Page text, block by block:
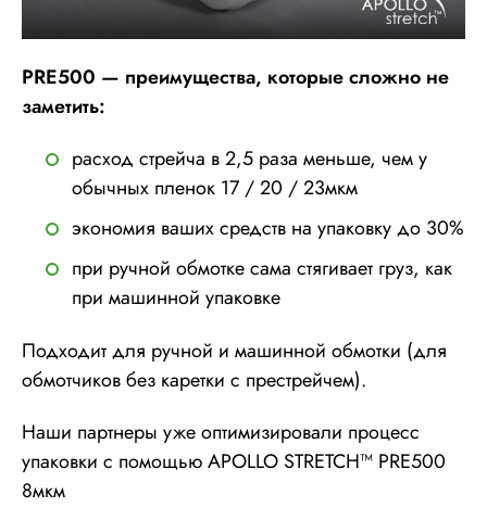
PRE500 — преимущества, которые сложно не
заметить:
расход стрейча в 2,5 раза меньше, чем у
обычных пленок 17 / 20 / 23мкм
экономия ваших средств на упаковку до 30%
при ручной обмотке сама стягивает груз, как
при машинной упаковке
Подходит для ручной и машинной обмотки (для
обмотчиков без каретки с престрейчем).
Наши партнеры уже оптимизировали процесс
упаковки с помощью APOLLO STRETCH™ PRE500
8мкм